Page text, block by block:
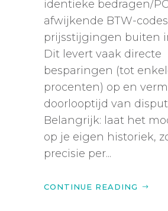
identieke bedragen/
afwijkende BTW-
prijsstijgingen buiten
Dit levert vaak directe
besparingen (tot
procenten) op en
doorlooptijd van
Belangrijk: laat het
op je eigen historiek,
precisie per...
CONTINUE READING